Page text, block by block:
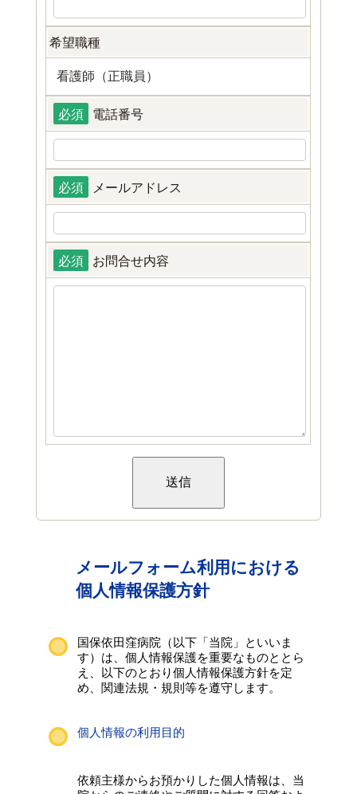
希望職種
必須 電話番号
必須 メールアドレス
必須 お問合せ内容
メールフォーム利用における
個人情報保護方針
国保依田窪病院（以下「当院」といいま
す）は、個人情報保護を重要なものととら
え、以下のとおり個人情報保護方針を定
め、関連法規・規則等を遵守します。
個人情報の利用目的
依頼主様からお預かりした個人情報は、当